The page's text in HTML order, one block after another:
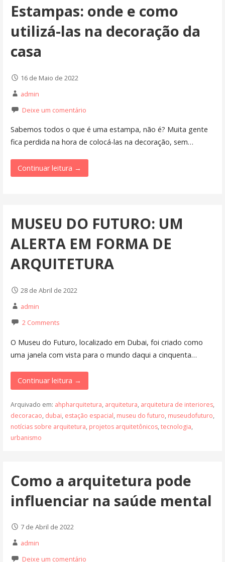
Estampas: onde e como
utilizá-las na decoração da
casa
16 de Maio de 2022
admin
Deixe um comentário
Sabemos todos o que é uma estampa, não é? Muita gente
fica perdida na hora de colocá-las na decoração, sem…
Continuar leitura →
MUSEU DO FUTURO: UM
ALERTA EM FORMA DE
ARQUITETURA
28 de Abril de 2022
admin
2 Comments
O Museu do Futuro, localizado em Dubai, foi criado como
uma janela com vista para o mundo daqui a cinquenta…
Continuar leitura →
Arquivado em: ahpharquitetura, arquitetura, arquitetura de interiores,
decoracao, dubai, estação espacial, museu do futuro, museudofuturo,
notícias sobre arquitetura, projetos arquitetônicos, tecnologia,
urbanismo
Como a arquitetura pode
influenciar na saúde mental
7 de Abril de 2022
admin
Deixe um comentário